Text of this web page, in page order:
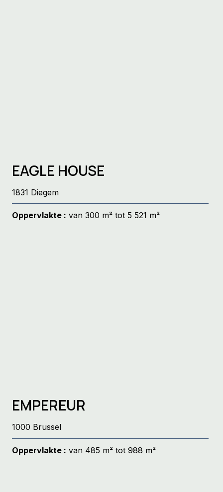
EAGLE HOUSE
1831 Diegem
Oppervlakte : van 300 m² tot 5 521 m²
EMPEREUR
1000 Brussel
Oppervlakte : van 485 m² tot 988 m²